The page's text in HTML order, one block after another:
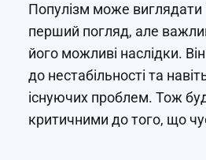
Популізм може виглядати
перший погляд, але
його можливі наслідки.
до нестабільності та
існуючих проблем. Тож
критичними до того, що